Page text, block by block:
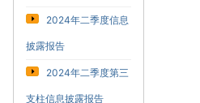
2024年二季度信息
披露报告
2024年二季度第三
支柱信息披露报告